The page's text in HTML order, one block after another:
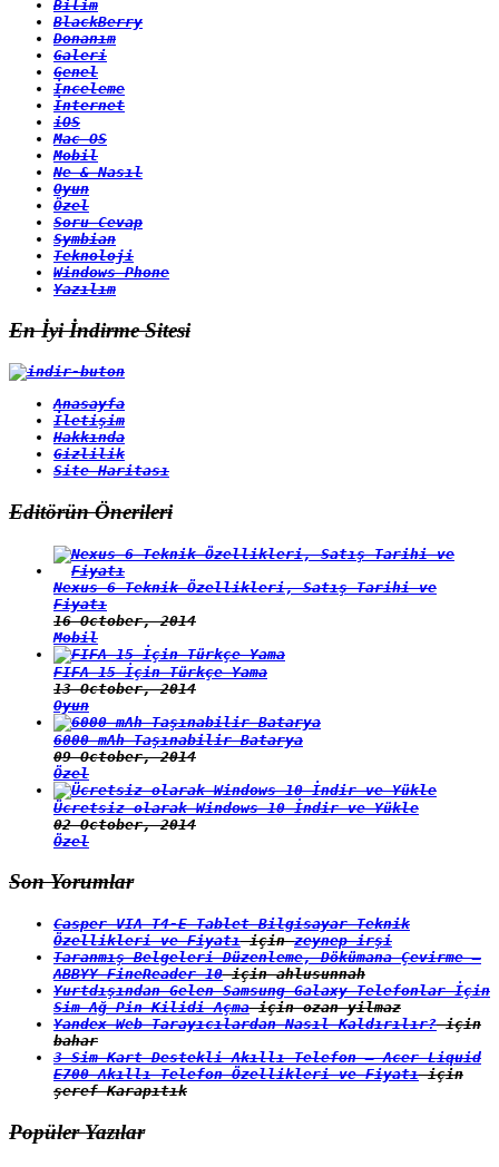
Bilim
BlackBerry
Donanım
Galeri
Genel
İnceleme
İnternet
iOS
Mac OS
Mobil
Ne & Nasıl
Oyun
Özel
Soru Cevap
Symbian
Teknoloji
Windows Phone
Yazılım
En İyi İndirme Sitesi
Anasayfa
İletişim
Hakkında
Gizlilik
Site Haritası
Editörün Önerileri
Nexus 6 Teknik Özellikleri, Satış Tarihi ve
Fiyatı
16 October, 2014
Mobil
FIFA 15 İçin Türkçe Yama
13 October, 2014
Oyun
6000 mAh Taşınabilir Batarya
09 October, 2014
Özel
Ücretsiz olarak Windows 10 İndir ve Yükle
02 October, 2014
Özel
Son Yorumlar
Casper VIA T4-E Tablet Bilgisayar Teknik
Özellikleri ve Fiyatıiçinzeynep irşi
Taranmış Belgeleri Düzenleme, Dökümana Çevirme –
ABBYY FineReader 10içinahlusunnah
Yurtdışından Gelen Samsung Galaxy Telefonlar İçin
Sim Ağ Pin Kilidi Açmaiçinozan yilmaz
Yandex Web Tarayıcılardan Nasıl Kaldırılır?için
bahar
3 Sim Kart Destekli Akıllı Telefon – Acer Liquid
E700 Akıllı Telefon Özellikleri ve Fiyatıiçin
şeref Karapıtık
Popüler Yazılar